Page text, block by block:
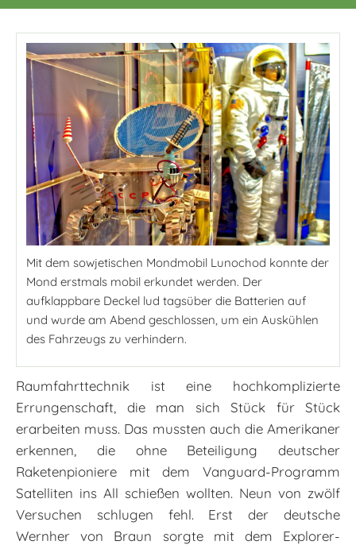
Mit dem sowjetischen Mondmobil Lunochod konnte der
Mond erstmals mobil erkundet werden. Der
aufklappbare Deckel lud tagsüber die Batterien auf
und wurde am Abend geschlossen, um ein Auskühlen
des Fahrzeugs zu verhindern.
Raumfahrttechnik ist eine hochkomplizierte
Errungenschaft, die man sich Stück für Stück
erarbeiten muss. Das mussten auch die Amerikaner
erkennen, die ohne Beteiligung deutscher
Raketenpioniere mit dem Vanguard-Programm
Satelliten ins All schießen wollten. Neun von zwölf
Versuchen schlugen fehl. Erst der deutsche
Wernher von Braun sorgte mit dem Explorer-